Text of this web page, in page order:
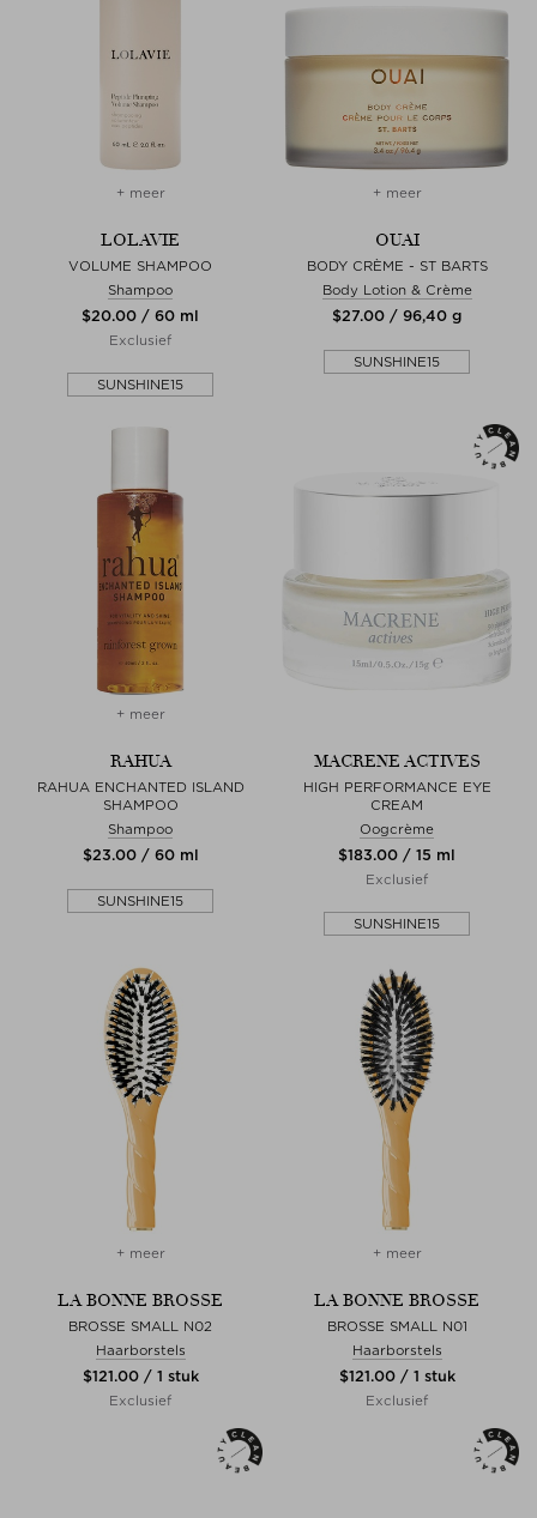
+ meer
LOLAVIE
VOLUME SHAMPOO
Shampoo
$‌20.00 / 60 ml
Exclusief
SUNSHINE15
+ meer
OUAI
BODY CRÈME - ST BARTS
Body Lotion & Crème
$‌27.00 / 96,40 g
SUNSHINE15
+ meer
RAHUA
RAHUA ENCHANTED ISLAND
SHAMPOO
Shampoo
$‌23.00 / 60 ml
SUNSHINE15
MACRENE ACTIVES
HIGH PERFORMANCE EYE
CREAM
Oogcrème
$‌183.00 / 15 ml
Exclusief
SUNSHINE15
+ meer
LA BONNE BROSSE
BROSSE SMALL N02
Haarborstels
$‌121.00 / 1 stuk
Exclusief
+ meer
LA BONNE BROSSE
BROSSE SMALL N01
Haarborstels
$‌121.00 / 1 stuk
Exclusief